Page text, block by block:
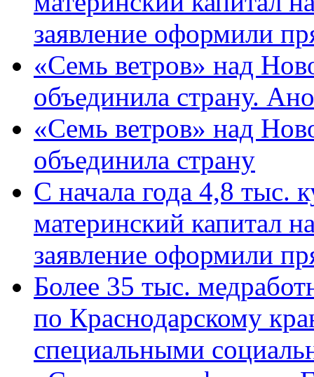
заявление оформили
«Семь ветров» над
объединила страну.
«Семь ветров» над
объединила страну
С начала года 4,8 тыс.
материнский капитал
заявление оформили
Более 35 тыс.
по Краснодарскому
специальными